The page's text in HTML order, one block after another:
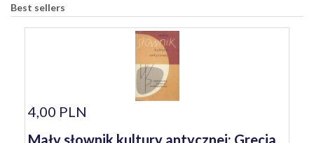
Best sellers
4,00 PLN
Mały słownik kultury antycznej: Grecja